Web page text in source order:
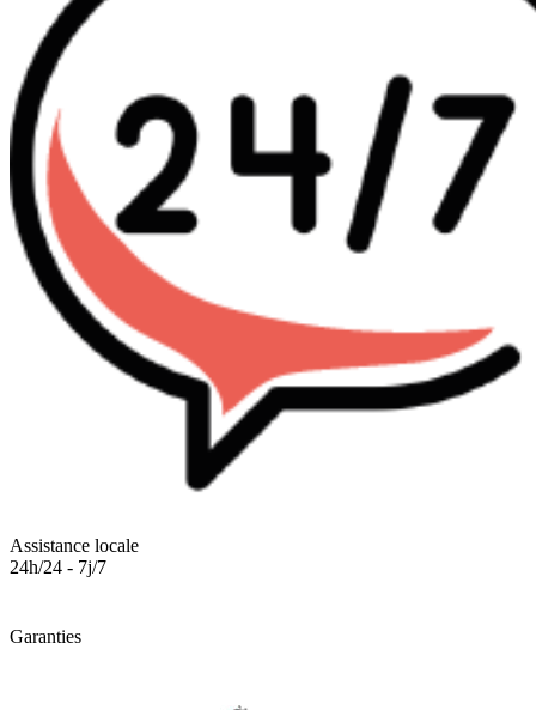
Assistance locale
24h/24 - 7j/7
Garanties